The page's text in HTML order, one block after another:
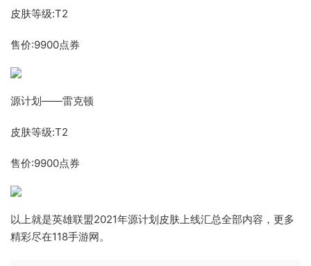
皮肤等级:T2
售价:9900点券
源计划——雷克顿
皮肤等级:T2
售价:9900点券
以上就是英雄联盟2021年源计划皮肤上线汇总全部内容，更多
精彩尽在118手游网。